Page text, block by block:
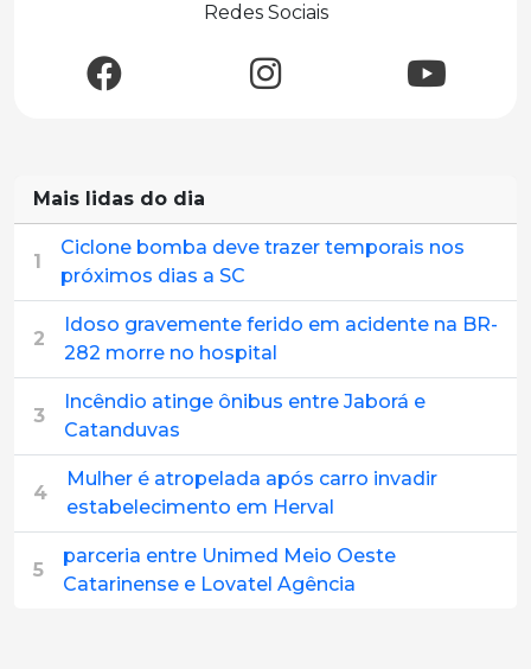
Redes Sociais
Mais lidas do dia
1
Ciclone bomba deve trazer temporais nos
próximos dias a SC
2
Idoso gravemente ferido em acidente na BR-
282 morre no hospital
3
Incêndio atinge ônibus entre Jaborá e
Catanduvas
4
Mulher é atropelada após carro invadir
estabelecimento em Herval
5
parceria entre Unimed Meio Oeste
Catarinense e Lovatel Agência